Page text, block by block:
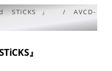
』